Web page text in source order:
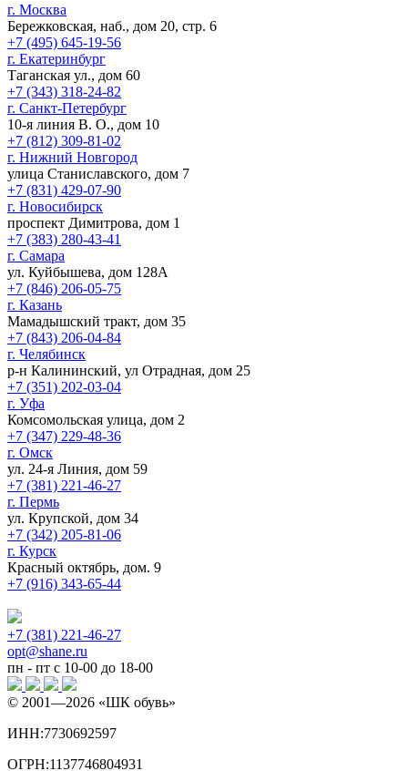
г. Москва
Бережковская, наб., дом 20, стр. 6
+7 (495) 645-19-56
г. Екатеринбург
Таганская ул., дом 60
+7 (343) 318-24-82
г. Санкт-Петербург
10-я линия В. О., дом 10
+7 (812) 309-81-02
г. Нижний Новгород
улица Станиславского, дом 7
+7 (831) 429-07-90
г. Новосибирск
проспект Димитрова, дом 1
+7 (383) 280-43-41
г. Самара
ул. Куйбышева, дом 128А
+7 (846) 206-05-75
г. Казань
Мамадышский тракт, дом 35
+7 (843) 206-04-84
г. Челябинск
р-н Калининский, ул Отрадная, дом 25
+7 (351) 202-03-04
г. Уфа
Комсомольская улица, дом 2
+7 (347) 229-48-36
г. Омск
ул. 24-я Линия, дом 59
+7 (381) 221-46-27
г. Пермь
ул. Крупской, дом 34
+7 (342) 205-81-06
г. Курск
Красный октябрь, дом. 9
+7 (916) 343-65-44
+7 (381) 221-46-27
opt@shane.ru
пн - пт с 10-00 до 18-00
© 2001—2026 «ШК обувь»
ИНН:7730692597
ОГРН:1137746804931